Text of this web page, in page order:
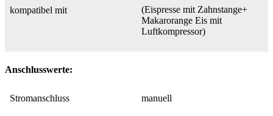
kompatibel mit
(Eispresse mit Zahnstange+
Makarorange Eis mit
Luftkompressor)
Anschlusswerte:
Stromanschluss manuell